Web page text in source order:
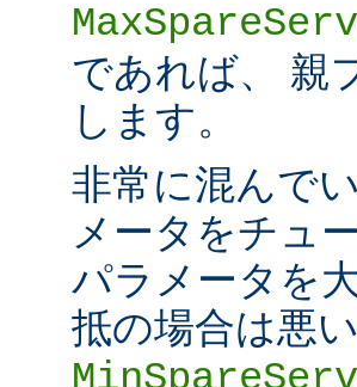
であれば、 親
します。
非常に混んで
メータをチュ
パラメータを
抵の場合は悪